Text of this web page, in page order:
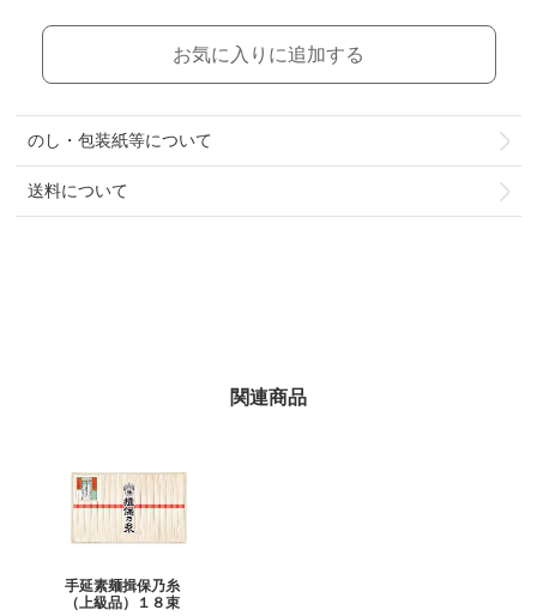
お気に入りに追加する
のし・包装紙等について
送料について
関連商品
手延素麺揖保乃糸
（上級品）１８束